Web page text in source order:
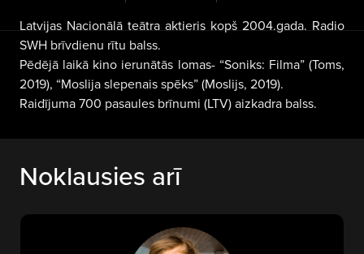
Latvijas Nacionālā teātra aktieris kopš 2004.gada. Radio
SWH brīvdienu rītu balss.
Pēdējā laikā kino ierunātās lomas- “Soniks: Filma” (Toms,
2019), “Moslija slepenais spēks” (Moslijs, 2019).
Raidījuma 700 pasaules brīnumi (LTV) aizkadra balss.
Noklausies arī